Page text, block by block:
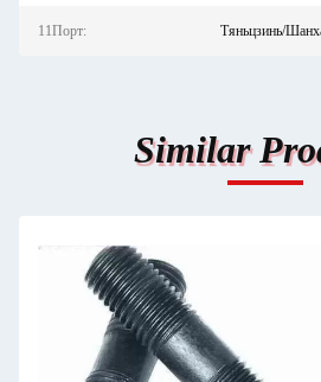
11Порт: Тяньцзинь/
Similar